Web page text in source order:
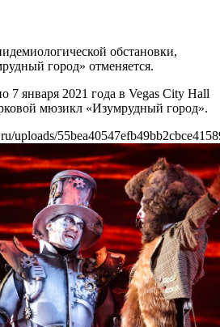
обстановки,
город» отменяется.
7 января 2021 года в Vegas City Hall
мюзикл «Изумрудный город».
uploads/